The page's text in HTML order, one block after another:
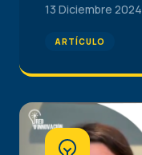
13 Diciembre 2024
ARTÍCULO